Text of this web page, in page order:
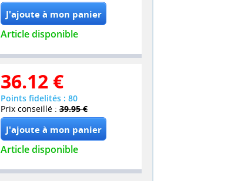
Article disponible
36.12 €
Points fidelités : 80
Prix conseillé : 39.95 €
Article disponible